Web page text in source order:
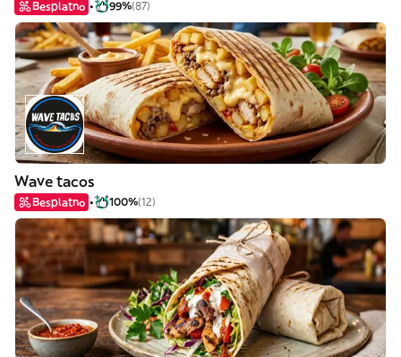
Besplatno 99%(87)
Wave tacos
Besplatno 100%(12)